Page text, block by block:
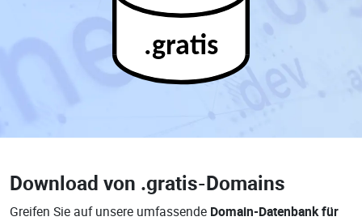
.gratis
Download von .gratis-Domains
Greifen Sie auf unsere umfassende Domain-Datenbank für